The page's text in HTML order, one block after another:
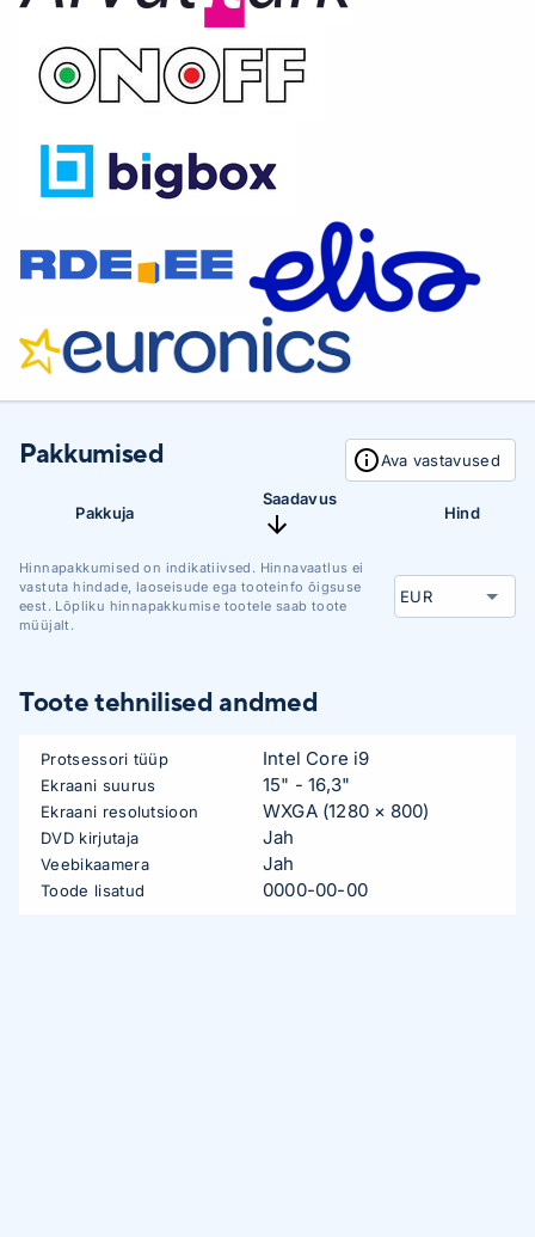
Pakkumised Ava vastavused
Pakkuja
Saadavus
Hind
Hinnapakkumised on indikatiivsed. Hinnavaatlus ei
vastuta hindade, laoseisude ega tooteinfo õigsuse
eest. Lõpliku hinnapakkumise tootele saab toote
müüjalt.
Toote tehnilised andmed
Protsessori tüüp Intel Core i9
Ekraani suurus 15" - 16,3"
Ekraani resolutsioon WXGA (1280 × 800)
DVD kirjutaja Jah
Veebikaamera Jah
Toode lisatud 0000-00-00